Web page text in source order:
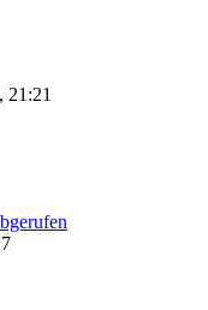
21:21